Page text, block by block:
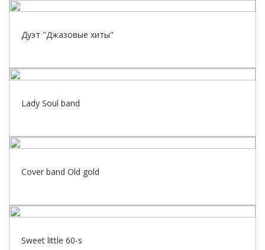
Дуэт "Джазовые хиты"
Lady Soul band
Cover band Old gold
Sweet little 60-s